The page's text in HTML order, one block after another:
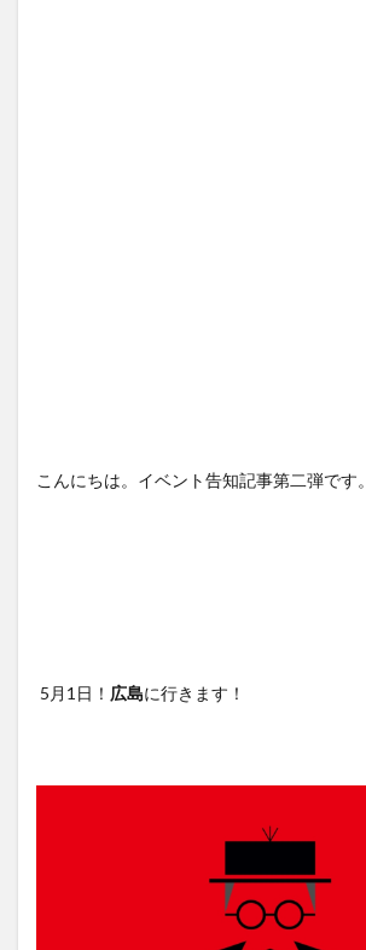
こんにちは。イベント告知記事第二弾です。
5月1日！ 広島に行きます！